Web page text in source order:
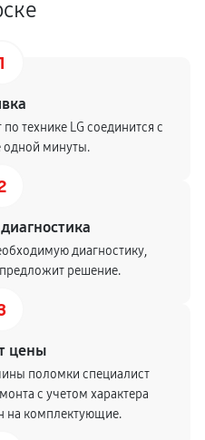
1
технике LG соединится с
одной минуты.
диагностику,
решение.
цены
поломки специалист
с учетом характера
на комплектующие.